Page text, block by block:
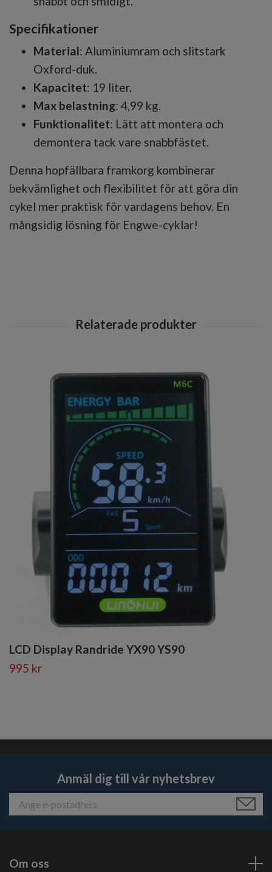
Specifikationer
Material: Aluminiumram och slitstark
Oxford-duk.
Kapacitet: 19 liter.
Max belastning: 4,99 kg.
Funktionalitet: Lätt att montera och
demontera tack vare snabbfästet.
Denna hopfällbara framkorg kombinerar
bekvämlighet och flexibilitet för att göra din
cykel mer praktisk för vardagens behov. En
mångsidig lösning för Engwe-cyklar!
LCD Display Randride YX90 YS90
995 kr
Anmäl dig till vår nyhetsbrev
Om oss